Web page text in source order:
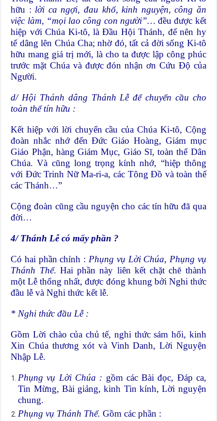
hữu : lời ca ngợi, đau khổ, kinh nguyện, công ăn
việc làm, “mọi lao công con người”…đều được kết
hiệp với Chúa Ki-tô, là Đầu Hội Thánh, để nên hy
tế dâng lên Chúa Cha; nhờ đó, tất cả đời sống Ki-tô
hữu mang giá trị mới, là cho ta được lập công phúc
trước mặt Chúa và được đón nhận ơn Cứu Độ của
Người.
d/ Hội Thánh dâng Thánh Lễ để chuyển cầu cho
toàn thể tín hữu :
Kết hiệp với lời chuyển cầu của Chúa Ki-tô, Cộng
đoàn nhắc nhớ đến Đức Giáo Hoàng, Giám mục
Giáo Phận, hàng Giám Mục, Giáo Sĩ, toàn thể Dân
Chúa. Và cũng long trọng kính nhớ, “hiệp thông
với Đức Trinh Nữ Ma-ri-a, các Tông Đồ và toàn thể
các Thánh…”
Cộng đoàn cũng cầu nguyện cho các tín hữu đã qua
đời…
4/ Thánh Lễ có mấy phần ?
Có hai phần chính : Phụng vụ Lời Chúa, Phụng vụ
Thánh Thể. Hai phần này liên kết chặt chẽ thành
một Lễ thống nhất, được đóng khung bởi Nghi thức
đầu lễ và Nghi thức kết lễ.
* Nghi thức đầu Lễ :
Gồm Lời chào của chủ tế, nghi thức sám hối, kinh
Xin Chúa thương xót và Vinh Danh, Lời Nguyện
Nhập Lễ.
Phụng vụ Lời Chúa : gồm các Bài đọc, Đáp ca,
Tin Mừng, Bài giảng, kinh Tin kính, Lời nguyện
chung.
Phụng vụ Thánh Thể. Gồm các phần :